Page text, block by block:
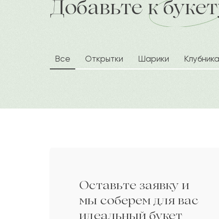
доставка по городу в течение
Даниил
Данна
Добавьте к
Все Открытки Шарики
Оставьте заявку и
мы соберем для вас